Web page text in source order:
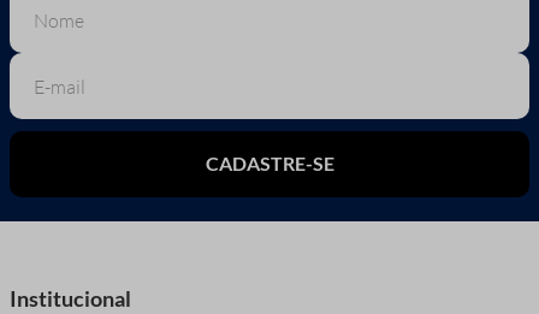
CADASTRE-SE
Institucional